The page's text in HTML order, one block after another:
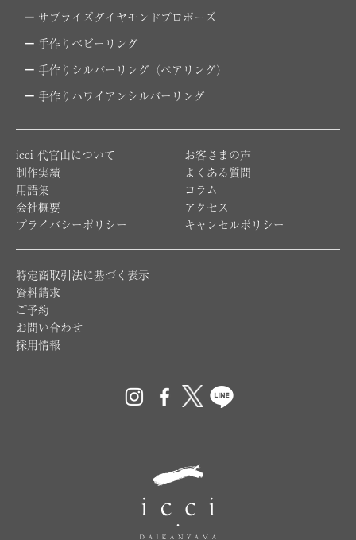
サプライズダイヤモンドプロポーズ
手作りベビーリング
手作りシルバーリング（ペアリング）
手作りハワイアンシルバーリング
icci 代官山について
お客さまの声
制作実績
よくある質問
用語集
コラム
会社概要
アクセス
プライバシーポリシー
キャンセルポリシー
特定商取引法に基づく表示
資料請求
ご予約
お問い合わせ
採用情報